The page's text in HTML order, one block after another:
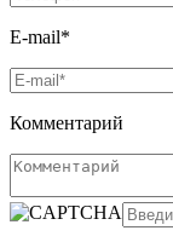
E-mail*
Комментарий